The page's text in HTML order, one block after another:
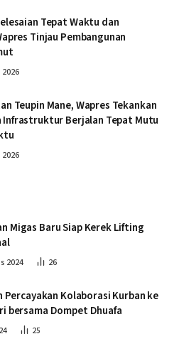
Tepat Waktu dan
Tinjau Pembangunan
Teupin Mane, Wapres Tekankan
Infrastruktur Berjalan Tepat Mutu
Migas Baru Siap Kerek Lifting
2024 26
Percayakan Kolaborasi Kurban ke
bersama Dompet Dhuafa
25